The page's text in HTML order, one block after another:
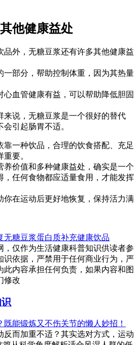
他健康益处
品外，无糖豆浆还有许多其他健康益
一部分，帮助控制体重，因为其热量
心血管健康有益，可以帮助降低胆固
来说，无糖豆浆是一个很好的替代
引起肠胃不适。
靠一种饮品，合理的饮食搭配、充足
要。
养价值和多种健康益处，确实是一个
，任何食物都应适量食用，才能发挥
你在运动后更好地恢复，保持活力满
无糖豆浆蛋白质补充健康饮品
，仅作为生活健康科普知识供读者参
识依据，严禁用于任何商业行为，严
此内容承担任何负责，如果内容和图
修改
能锻炼又不伤关节的懒人妙招！
反而加重不适？其实选对方式，运动